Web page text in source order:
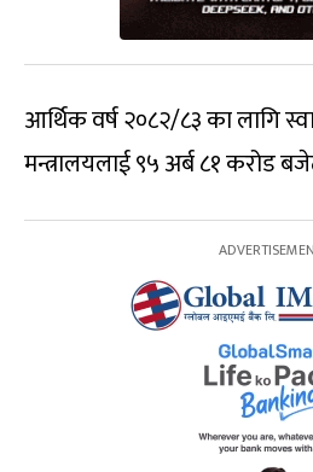
आर्थिक वर्ष २०८२/८३ का लागि
मन्त्रालयलाई ९५ अर्ब ८१ करोड